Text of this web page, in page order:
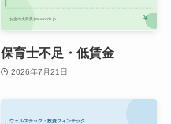
保育士不足・低賃金
2026年7月21日